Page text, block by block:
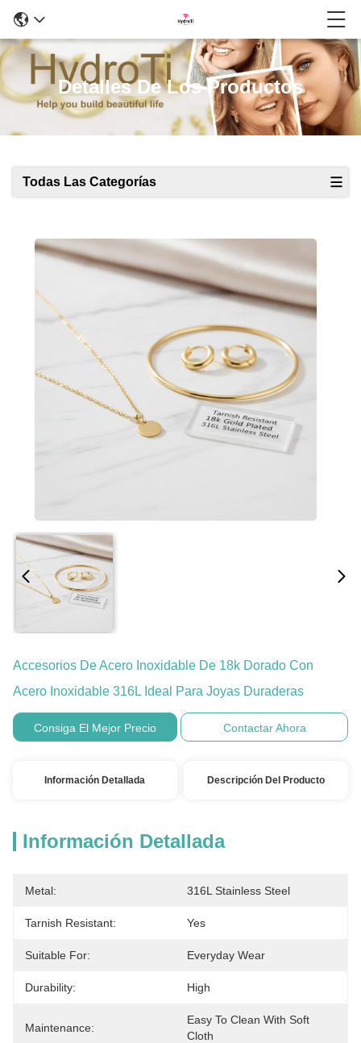
Detalles De Los Productos
Todas Las Categorías
Accesorios De Acero Inoxidable De 18k Dorado Con
Acero Inoxidable 316L Ideal Para Joyas Duraderas
Consiga El Mejor Precio Contactar Ahora
Información Detallada Descripción Del Producto
Información Detallada
Metal: 316L Stainless Steel
Tarnish Resistant: Yes
Suitable For: Everyday Wear
Durability: High
Maintenance:
Easy To Clean With Soft
Cloth